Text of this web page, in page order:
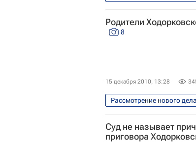
Прямая линия "Разговор
Родители
8
15 декабря 2010, 13:28
Рассмотрение нового
Перенос оглашения
Новое обвинение
Суд не называет
приговора